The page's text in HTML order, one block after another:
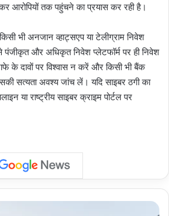
आरोपियों तक पहुंचने का प्रयास कर रही है।
भी अनजान व्हाट्सएप या टेलीग्राम निवेश
और अधिकृत निवेश प्लेटफॉर्म पर ही निवेश
दावों पर विश्वास न करें और किसी भी बैंक
सत्यता अवश्य जांच लें। यदि साइबर ठगी का
या राष्ट्रीय साइबर क्राइम पोर्टल पर